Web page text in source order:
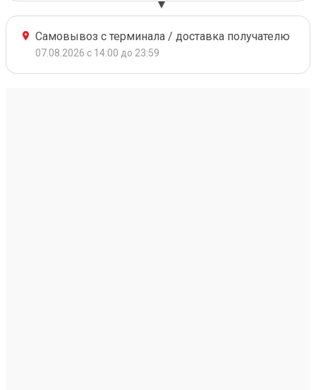
Самовывоз с терминала / доставка получателю
07.08.2026 с 14:00 до 23:59